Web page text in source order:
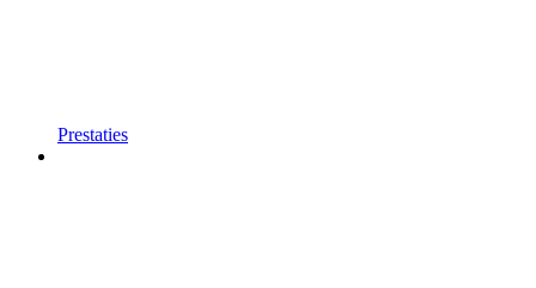
Prestaties